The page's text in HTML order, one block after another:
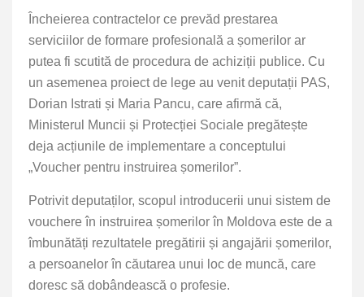
Încheierea contractelor ce prevăd prestarea
serviciilor de formare profesională a șomerilor ar
putea fi scutită de procedura de achiziții publice. Cu
un asemenea proiect de lege au venit deputații PAS,
Dorian Istrati și Maria Pancu, care afirmă că,
Ministerul Muncii și Protecției Sociale pregătește
deja acțiunile de implementare a conceptului
„Voucher pentru instruirea șomerilor”.
Potrivit deputaților, scopul introducerii unui sistem de
vouchere în instruirea șomerilor în Moldova este de a
îmbunătăți rezultatele pregătirii și angajării șomerilor,
a persoanelor în căutarea unui loc de muncă, care
doresc să dobândească o profesie.